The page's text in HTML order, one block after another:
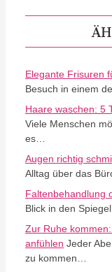
Elegante Frisuren
Besuch in einem
Haare waschen: 5
Viele Menschen
es…
Augen richtig
Alltag über das
Faltenbehandlung
Blick in den
Zur Ruhe
anfühlen Jeder
zu kommen…